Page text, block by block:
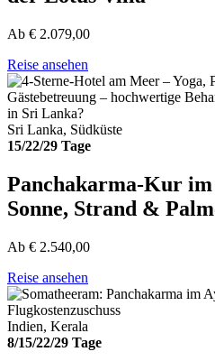
Ab € 2.079,00
Reise ansehen
Sri Lanka, Südküste
15/22/29 Tage
Panchakarma-Kur
Sonne, Strand &
Ab € 2.540,00
Reise ansehen
Flugkostenzuschuss
Indien, Kerala
8/15/22/29 Tage